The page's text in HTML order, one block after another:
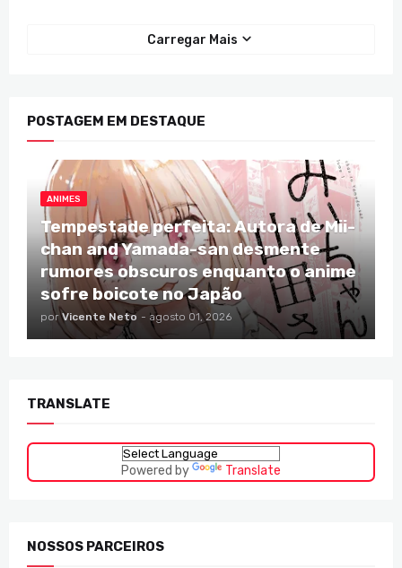
Carregar Mais
POSTAGEM EM DESTAQUE
ANIMES
Tempestade perfeita: Autora de Mii-
chan and Yamada-san desmente
rumores obscuros enquanto o anime
sofre boicote no Japão
por Vicente Neto - agosto 01, 2026
TRANSLATE
Powered by Translate
NOSSOS PARCEIROS